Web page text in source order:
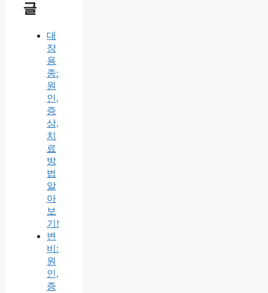
글
대
장
용
종:
원
인,
증
상,
치
료
방
법
알
아
보
기!
변
비:
원
인,
증